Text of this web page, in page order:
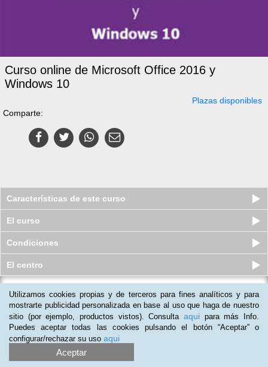
Curso online de Microsoft Office 2016 y
Windows 10
Plazas disponibles
Comparte:
Características de este curso
El curso
Condiciones
El centro
Curso online de Primeros Pasos con
Excel 2013
Quedan 6 plazas
S/. 115 S/.35
Utilizamos cookies propias y de terceros para fines analíticos y para
mostrarte publicidad personalizada en base al uso que haga de nuestro
sitio (por ejemplo, productos vistos). Consulta aqui para más Info.
Puedes aceptar todas las cookies pulsando el botón “Aceptar” o
configurar/rechazar su uso aqui
Aceptar